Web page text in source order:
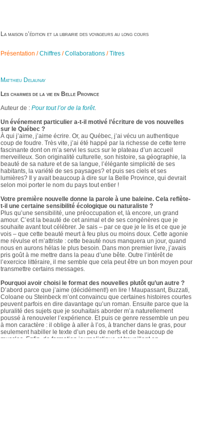
La maison d’édition et la librairie des voyageurs au long cours
Présentation /Chiffres /Collaborations /Titres
Matthieu Delaunay
Les charmes de la vie en Belle Province
Auteur de : Pour tout l’or de la forêt.
Un événement particulier a-t-il motivé l’écriture de vos nouvelles
sur le Québec ?
À qui j’aime, j’aime écrire. Or, au Québec, j’ai vécu un authentique
coup de foudre. Très vite, j’ai été happé par la richesse de cette terre
fascinante dont on m’a servi les sucs sur le plateau d’un accueil
merveilleux. Son originalité culturelle, son histoire, sa géographie, la
beauté de sa nature et de sa langue, l’élégante simplicité de ses
habitants, la variété de ses paysages? et puis ses ciels et ses
lumières? Il y avait beaucoup à dire sur la Belle Province, qui devrait
selon moi porter le nom du pays tout entier !
Votre première nouvelle donne la parole à une baleine. Cela reflète-
t-il une certaine sensibilité écologique ou naturaliste ?
Plus qu’une sensibilité, une préoccupation et, là encore, un grand
amour. C’est la beauté de cet animal et de ses congénères que je
souhaite avant tout célébrer. Je sais – par ce que je le lis et ce que je
vois – que cette beauté meurt à feu plus ou moins doux. Cette agonie
me révulse et m’attriste : cette beauté nous manquera un jour, quand
nous en aurons hélas le plus besoin. Dans mon premier livre, j’avais
pris goût à me mettre dans la peau d’une bête. Outre l’intérêt de
l’exercice littéraire, il me semble que cela peut être un bon moyen pour
transmettre certains messages.
Pourquoi avoir choisi le format des nouvelles plutôt qu’un autre ?
D’abord parce que j’aime (décidément!) en lire ! Maupassant, Buzzati,
Coloane ou Steinbeck m’ont convaincu que certaines histoires courtes
peuvent parfois en dire davantage qu’un roman. Ensuite parce que la
pluralité des sujets que je souhaitais aborder m’a naturellement
poussé à renouveler l’expérience. Et puis ce genre ressemble un peu
à mon caractère : il oblige à aller à l’os, à trancher dans le gras, pour
seulement habiller le texte d’un peu de nerfs et de beaucoup de
muscles. Enfin, de formation journalistique et travaillant en